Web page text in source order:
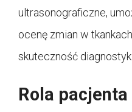
ultrasonograficzne,
ocenę zmian w
skuteczność
Rola